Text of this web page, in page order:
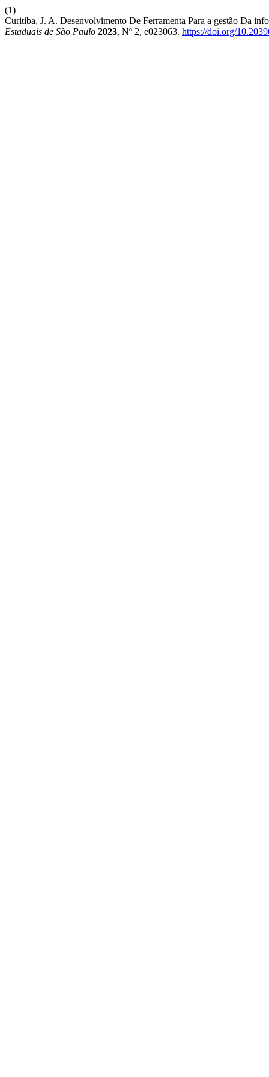
(1)
Curitiba, J. A. Desenvolvimento De Ferramenta Para a gestão Da
Estaduais de São Paulo 2023, Nº 2, e023063. https://doi.org/